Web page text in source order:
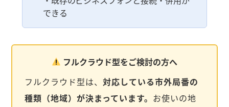
できる
フルクラウド型をご検討の方へ
フルクラウド型は、対応している市外局番の
種類（地域）が決まっています。 お使いの地